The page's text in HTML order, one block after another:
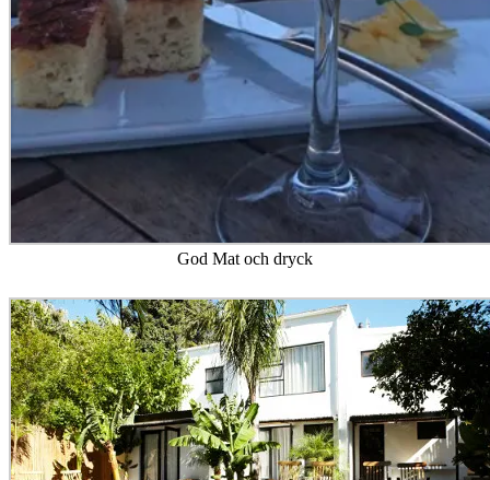
God Mat och dryck